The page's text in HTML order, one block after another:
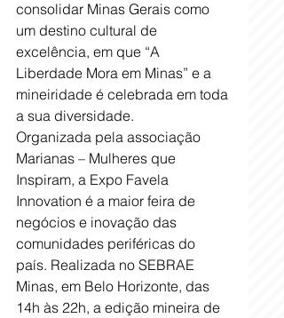
consolidar Minas Gerais como
um destino cultural de
excelência, em que “A
Liberdade Mora em Minas” e a
mineiridade é celebrada em toda
a sua diversidade.
Organizada pela associação
Marianas – Mulheres que
Inspiram, a Expo Favela
Innovation é a maior feira de
negócios e inovação das
comunidades periféricas do
país. Realizada no SEBRAE
Minas, em Belo Horizonte, das
14h às 22h, a edição mineira de